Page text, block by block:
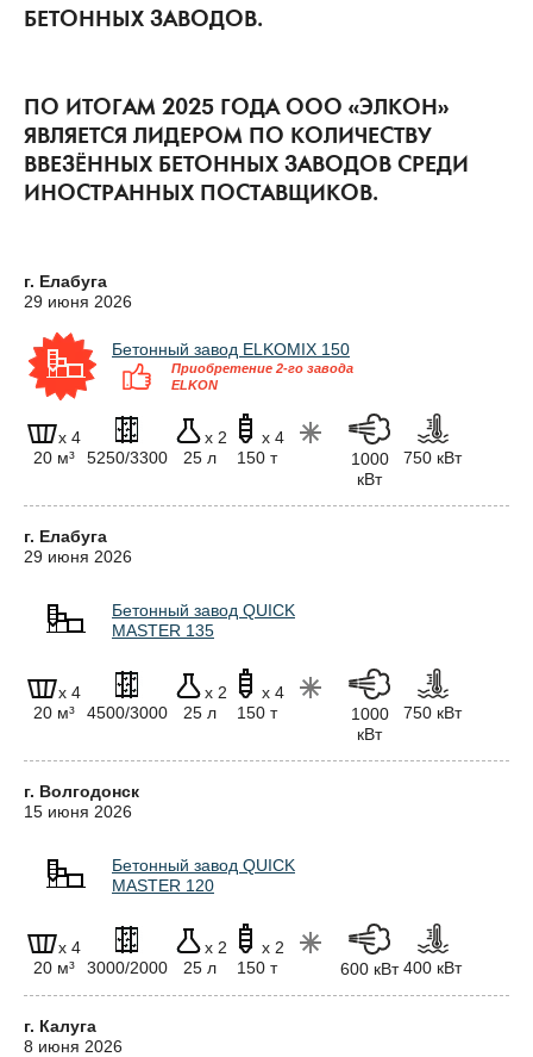
БЕТОННЫХ ЗАВОДОВ.
ПО ИТОГАМ 2025 ГОДА ООО «ЭЛКОН»
ЯВЛЯЕТСЯ ЛИДЕРОМ ПО КОЛИЧЕСТВУ
ВВЕЗЁННЫХ БЕТОННЫХ ЗАВОДОВ СРЕДИ
ИНОСТРАННЫХ ПОСТАВЩИКОВ.
г. Елабуга
29 июня 2026
Бетонный завод ELKOMIX 150
Приобретение 2-го завода
ELKON
x 4
20 м³
5250/3300
x 2
25 л
x 4
150 т
1000
кВт
750 кВт
г. Елабуга
29 июня 2026
Бетонный завод QUICK
MASTER 135
x 4
20 м³
4500/3000
x 2
25 л
x 4
150 т
1000
кВт
750 кВт
г. Волгодонск
15 июня 2026
Бетонный завод QUICK
MASTER 120
x 4
20 м³
3000/2000
x 2
25 л
x 2
150 т
600 кВт 400 кВт
г. Калуга
8 июня 2026